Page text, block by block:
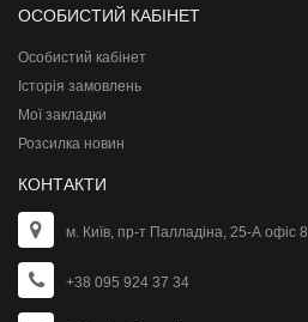
ОСОБИСТИЙ КАБІНЕТ
Особистий кабінет
Історія замовлень
Мої закладки
Розсилка новин
КОНТАКТИ
м. Київ, пр-т Палладіна, 25-А офіс 8
+38 095 924 37 34